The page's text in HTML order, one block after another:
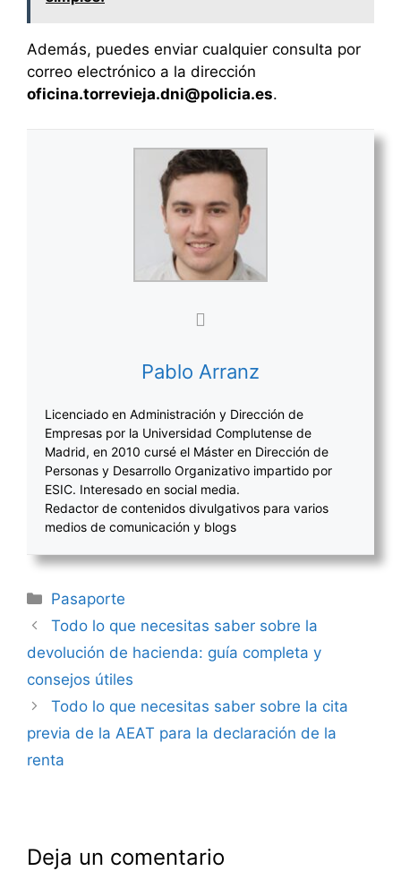
Además, puedes enviar cualquier consulta por
correo electrónico a la dirección
oficina.torrevieja.dni@policia.es.
Pablo Arranz
Licenciado en Administración y Dirección de
Empresas por la Universidad Complutense de
Madrid, en 2010 cursé el Máster en Dirección de
Personas y Desarrollo Organizativo impartido por
ESIC. Interesado en social media.
Redactor de contenidos divulgativos para varios
medios de comunicación y blogs
Categorías
Pasaporte
Navegación
de
Todo lo que necesitas saber sobre la
devolución de hacienda: guía completa y
consejos útiles
Todo lo que necesitas saber sobre la cita
previa de la AEAT para la declaración de la
renta
Deja un comentario